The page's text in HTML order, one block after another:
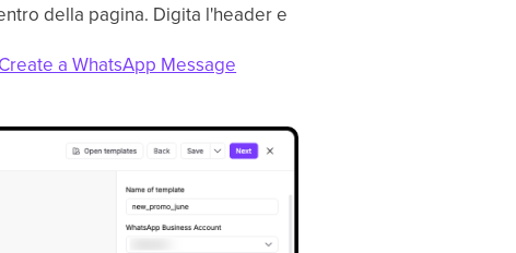
della pagina. Digita l'header e
a WhatsApp Message